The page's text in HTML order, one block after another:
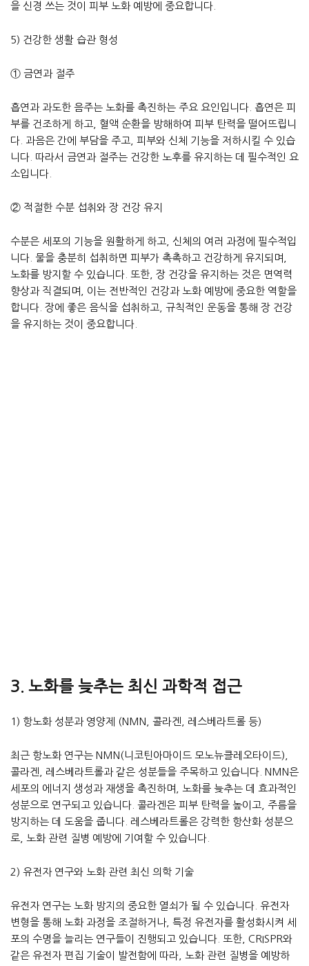
을 신경 쓰는 것이 피부 노화 예방에 중요합니다.
5) 건강한 생활 습관 형성
① 금연과 절주
흡연과 과도한 음주는 노화를 촉진하는 주요 요인입니다. 흡연은 피
부를 건조하게 하고, 혈액 순환을 방해하여 피부 탄력을 떨어뜨립니
다. 과음은 간에 부담을 주고, 피부와 신체 기능을 저하시킬 수 있습
니다. 따라서 금연과 절주는 건강한 노후를 유지하는 데 필수적인 요
소입니다.
② 적절한 수분 섭취와 장 건강 유지
수분은 세포의 기능을 원활하게 하고, 신체의 여러 과정에 필수적입
니다. 물을 충분히 섭취하면 피부가 촉촉하고 건강하게 유지되며,
노화를 방지할 수 있습니다. 또한, 장 건강을 유지하는 것은 면역력
향상과 직결되며, 이는 전반적인 건강과 노화 예방에 중요한 역할을
합니다. 장에 좋은 음식을 섭취하고, 규칙적인 운동을 통해 장 건강
을 유지하는 것이 중요합니다.
3. 노화를 늦추는 최신 과학적 접근
1) 항노화 성분과 영양제 (NMN, 콜라겐, 레스베라트롤 등)
최근 항노화 연구는 NMN(니코틴아마이드 모노뉴클레오타이드),
콜라겐, 레스베라트롤과 같은 성분들을 주목하고 있습니다. NMN은
세포의 에너지 생성과 재생을 촉진하며, 노화를 늦추는 데 효과적인
성분으로 연구되고 있습니다. 콜라겐은 피부 탄력을 높이고, 주름을
방지하는 데 도움을 줍니다. 레스베라트롤은 강력한 항산화 성분으
로, 노화 관련 질병 예방에 기여할 수 있습니다.
2) 유전자 연구와 노화 관련 최신 의학 기술
유전자 연구는 노화 방지의 중요한 열쇠가 될 수 있습니다. 유전자
변형을 통해 노화 과정을 조절하거나, 특정 유전자를 활성화시켜 세
포의 수명을 늘리는 연구들이 진행되고 있습니다. 또한, CRISPR와
같은 유전자 편집 기술이 발전함에 따라, 노화 관련 질병을 예방하